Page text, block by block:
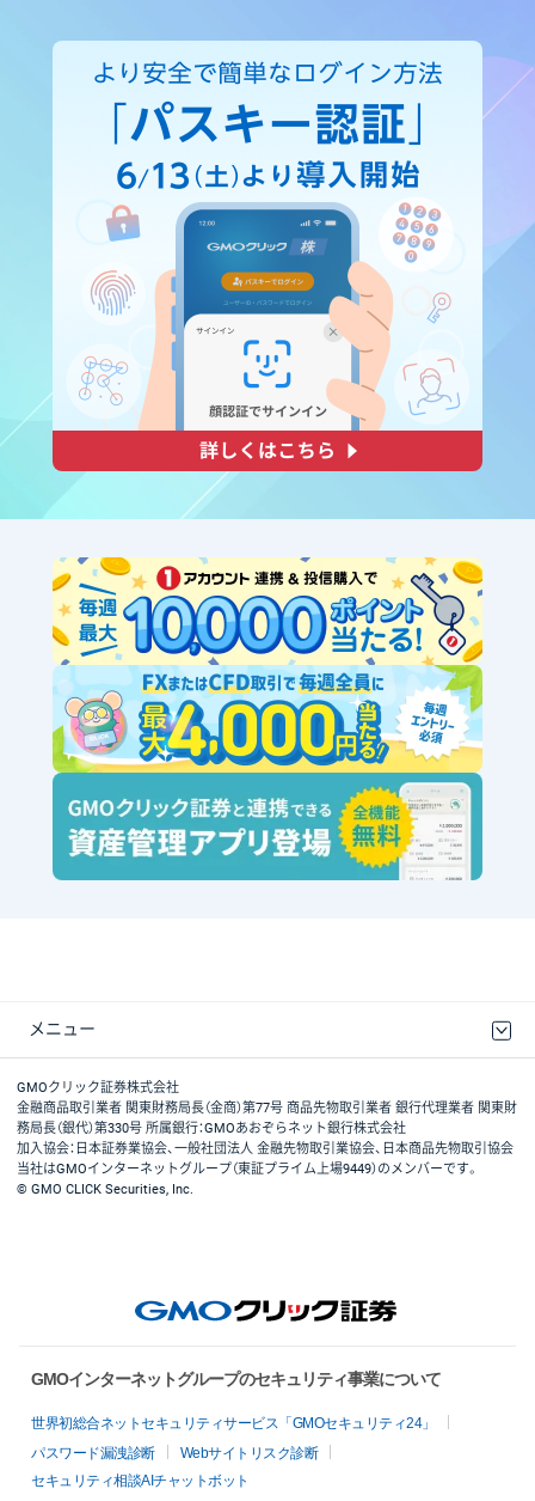
メニュー
取引規程・約款
最良執行方針
ディスクレイマー
リスク説明
GMOクリック証券ホームページ
GMOクリック証券株式会社
金融商品取引業者 関東財務局長（金商）第77号 商品先物取引業者 銀行代理業者 関東財
務局長（銀代）第330号 所属銀行：GMOあおぞらネット銀行株式会社
加入協会：日本証券業協会、一般社団法人 金融先物取引業協会、日本商品先物取引協会
当社はGMOインターネットグループ（東証プライム上場9449）のメンバーです。
© GMO CLICK Securities, Inc.
GMOインターネットグループのセキュリティ事業について
世界初総合ネットセキュリティサービス「GMOセキュリティ24」
パスワード漏洩診断
Webサイトリスク診断
セキュリティ相談AIチャットボット